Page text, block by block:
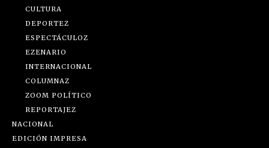
CULTURA
DEPORTEZ
ESPECTÁCULOZ
EZENARIO
INTERNACIONAL
COLUMNAZ
ZOOM POLÍTICO
REPORTAJEZ
NACIONAL
EDICIÓN IMPRESA